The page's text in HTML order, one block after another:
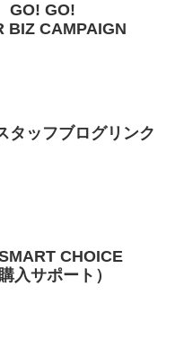
GO! GO!
BIZ CAMPAIGN
タッフブログリンク
CHOICE
入サポート）